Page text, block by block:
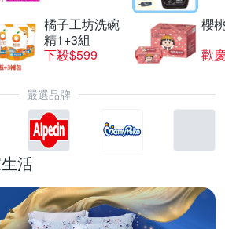
橘子工坊洗碗
精1+3組
下殺$599
櫻
歡
嚴選品牌
活